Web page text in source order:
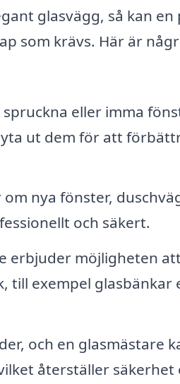
glasvägg, så kan en
som krävs. Här är
eller imma
ut dem för att
nya fönster,
och säkert.
erbjuder möjligheten
till exempel glasbänkar
och en glasmästare
återställer säkerhet